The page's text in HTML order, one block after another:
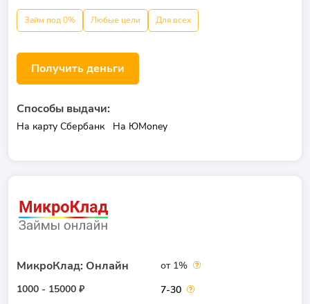
Займ под 0% Любые цели Для всех
Получить деньги
Способы выдачи:
На карту Сбербанк На ЮMoney
МикроКлад: Онлайн
1000 - 15000 ₽
от 1%
7-30